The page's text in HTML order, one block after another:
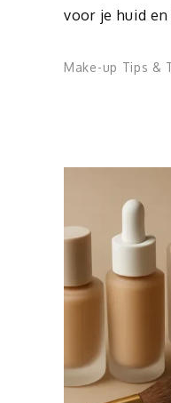
voor je huid
Make-up Tips &